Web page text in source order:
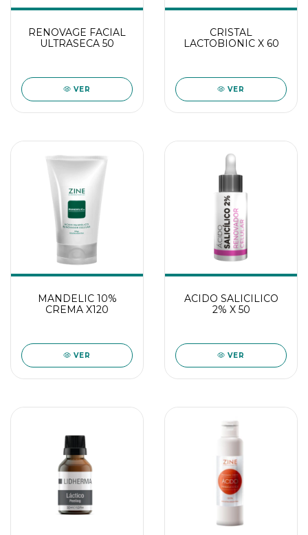
RENOVAGE FACIAL
ULTRASECA 50
VER
CRISTAL
LACTOBIONIC X 60
VER
MANDELIC 10%
CREMA X120
VER
ACIDO SALICILICO
2% X 50
VER